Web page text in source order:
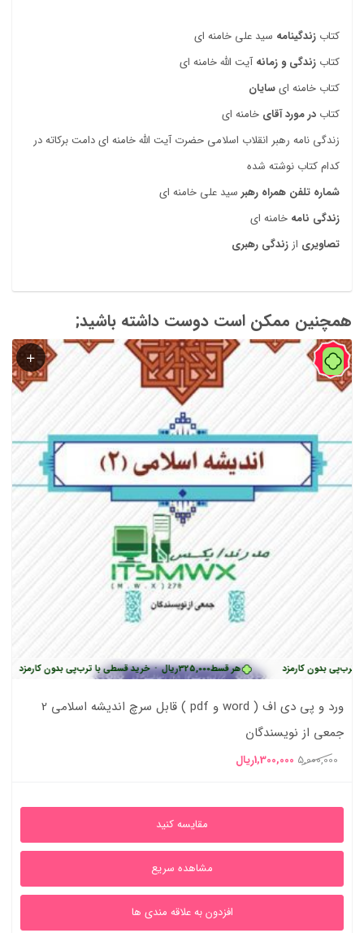
کتاب زندگینامه سید علی خامنه ای
کتاب زندگی و زمانه آیت الله خامنه ای
کتاب خامنه ایسایان
کتاب در مورد آقای خامنه ای
زندگی نامه رهبر انقلاب اسلامی حضرت آیت الله خامنه ای دامت برکاته در
کدام کتاب نوشته شده
شماره تلفن همراه رهبر سید علی خامنه ای
زندگی نامه خامنه ای
تصاویری از زندگی رهبری
همچنین ممکن است دوست داشته باشید;
74%
هر قسط325,000ریال • خرید قسطی با ترب‌پی بدون کارمزد کارمزد
ورد و پی دی اف ( word و pdf ) قابل سرچ اندیشه اسلامی 2
جمعی از نویسندگان
5,000,000 قیمت
5,000,000ریال
1,300,000ریال
1,300,000ریال
مقایسه کنید
مشاهده سریع
افزدون به علاقه مندی ها